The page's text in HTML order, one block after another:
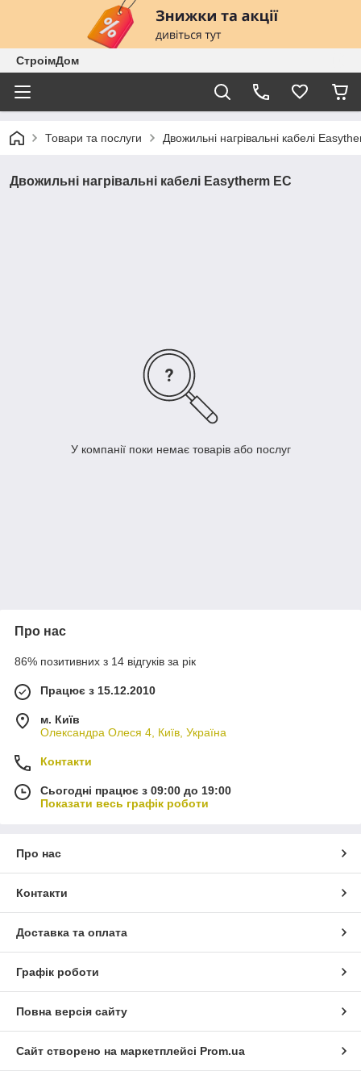
СтроімДом
Товари та послуги Двожильні нагрівальні кабелі
Двожильні нагрівальні кабелі Easytherm EC
У компанії поки немає товарів або послуг
Про нас
86% позитивних з 14 відгуків за рік
Працює з 15.12.2010
м. Київ
Олександра Олеся 4, Київ, Україна
Контакти
Сьогодні працює з 09:00 до 19:00
Показати весь графік роботи
Про нас
Контакти
Доставка та оплата
Графік роботи
Повна версія сайту
Сайт створено на маркетплейсі Prom.ua